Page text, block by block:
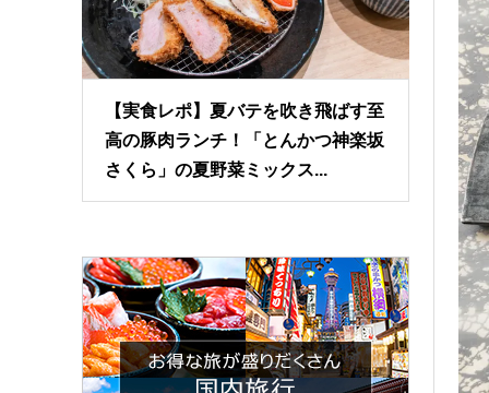
【実食レポ】夏バテを吹き飛ばす至
高の豚肉ランチ！「とんかつ神楽坂
さくら」の夏野菜ミックス...